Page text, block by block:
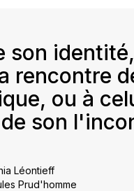
son
rencontre
ou à
son
Léontieff
Prud'homme